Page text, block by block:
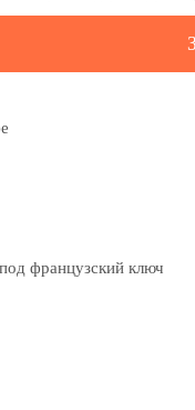
французский ключ